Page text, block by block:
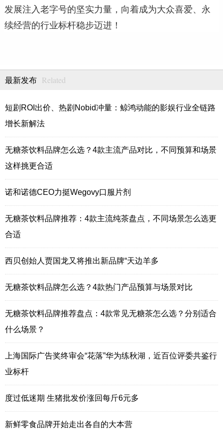
发展注入老字号的坚实力量，向着成为大众喜爱、永
续经营的行业标杆稳步迈进！
最新发布 Related
短剧ROI出价、热剧Nobid冲量：鲸鸿动能的影娱行业全链路
增长新解法
无糖茶饮料品牌怎么选？4款主流产品对比，不同预算和场景
这样挑更合适
诺和诺德CEO力挺Wegovy口服片剂
无糖茶饮料品牌推荐：4款主流纯茶盘点，不同场景怎么选更
合适
西贝创始人贾国龙又将推出新品牌“天边羊多
无糖茶饮料品牌怎么选？4款热门产品预算与场景对比
无糖茶饮料品牌推荐盘点：4款常见无糖茶怎么选？分别适合
什么场景？
上海国际广告奖终审会“花落”华为练秋湖，近百位评委共鉴行
业标杆
度过低迷期 生猪批发价涨回每斤6元多
新鲜零食品牌开始走出各自的大本营